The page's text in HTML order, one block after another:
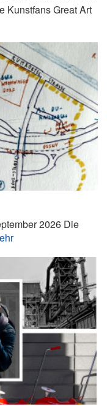
Kunstfans Great Art
2026 Die